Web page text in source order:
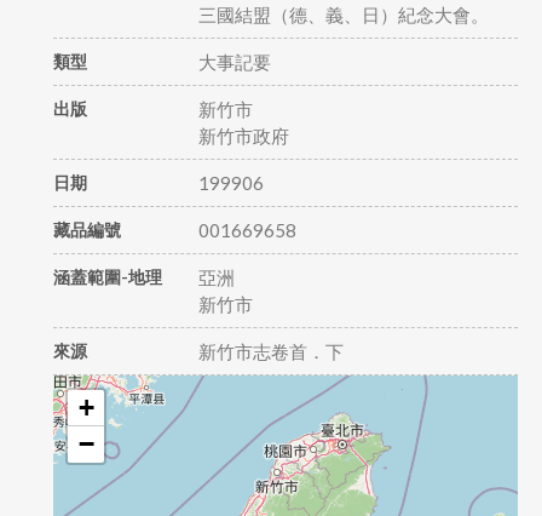
三國結盟（德、義、日）紀念大會。
類型 大事記要
出版
新竹市
新竹市政府
日期 199906
藏品編號 001669658
涵蓋範圍-地理
亞洲
新竹市
來源 新竹市志卷首．下
+
−